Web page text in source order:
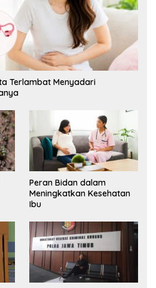
Terlambat Menyadari
Peran Bidan dalam
Meningkatkan Kesehatan
Ibu